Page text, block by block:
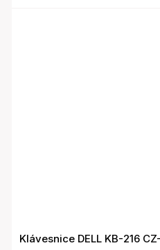
Klávesnice DELL KB-216